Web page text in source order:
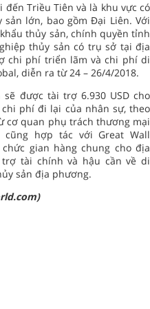
Triều Tiên và là khu vực có
lớn, bao gồm Đại Liên. Với
thủy sản, chính quyền tỉnh
thủy sản có trụ sở tại địa
chi phí triển lãm và chi phí di
diễn ra từ 24 – 26/4/2018.
được tài trợ 6.930 USD cho
chi phí đi lại của nhân sự, theo
cơ quan phụ trách thương mại
hợp tác với Great Wall
gian hàng chung cho địa
tài chính và hậu cần về di
sản địa phương.